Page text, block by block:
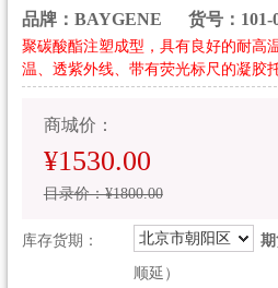
品牌：BAYGENE
货号：101-
聚碳酸酯注塑成型，具有良好的耐高
温、透紫外线、带有荧光标尺的凝胶
商城价：
¥1530.00
目录价：¥1800.00
库存货期： 北京市朝阳区
顺延）